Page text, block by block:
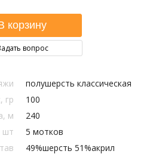
вопрос
полушерсть классическая
гр
100
м
240
шт
5 мотков
49%шерсть 51%акрил